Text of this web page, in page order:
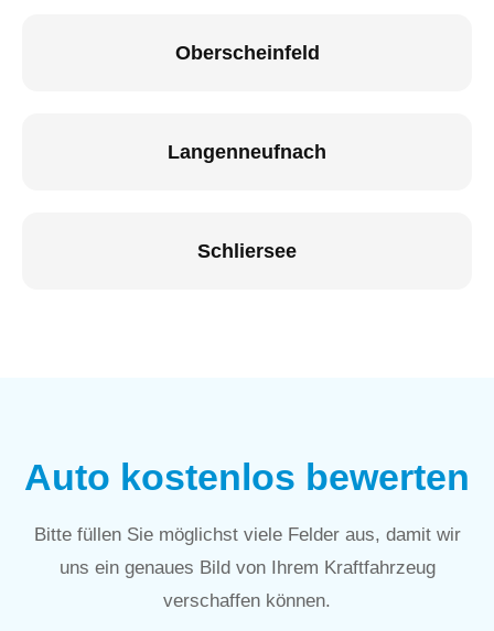
Oberscheinfeld
Langenneufnach
Schliersee
Auto kostenlos bewerten
Bitte füllen Sie möglichst viele Felder aus, damit wir
uns ein genaues Bild von Ihrem Kraftfahrzeug
verschaffen können.